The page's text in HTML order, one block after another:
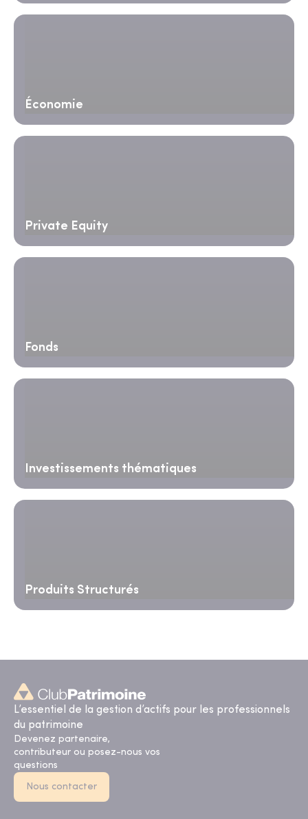
Économie
Private Equity
Fonds
Investissements thématiques
Produits Structurés
L’essentiel de la gestion d’actifs pour les professionnels
du patrimoine
Devenez partenaire,
contributeur ou posez-nous vos
questions
Nous contacter